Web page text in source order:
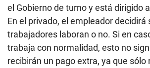
el Gobierno de turno y está dirigido
En el privado, el empleador decidirá
trabajadores laboran o no. Si en
trabaja con normalidad, esto no
recibirán un pago extra, ya que sólo